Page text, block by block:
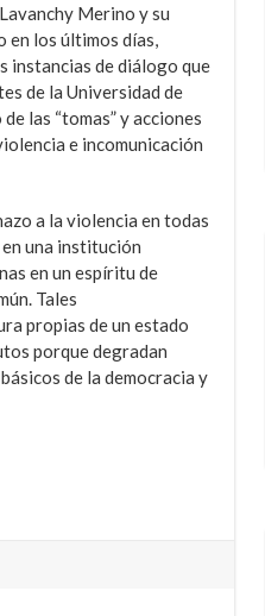
Merino y su
los últimos días,
instancias de diálogo que
de la Universidad de
las “tomas” y acciones
e incomunicación
a la violencia en todas
una institución
en un espíritu de
Tales
propias de un estado
porque degradan
de la democracia y